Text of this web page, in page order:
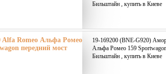
Бильштайн , купить в Киеве
Alfa Romeo Альфа Ромео
передний мост
19-169200 (BNE-G920)
Альфа Ромео 159
Бильштайн , купить в Киеве